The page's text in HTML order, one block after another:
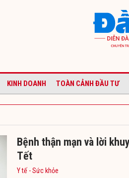
KINH DOANH TOÀN CẢNH ĐẦU TƯ
Bệnh thận mạn và lời
Tết
Y tế - Sức khỏe